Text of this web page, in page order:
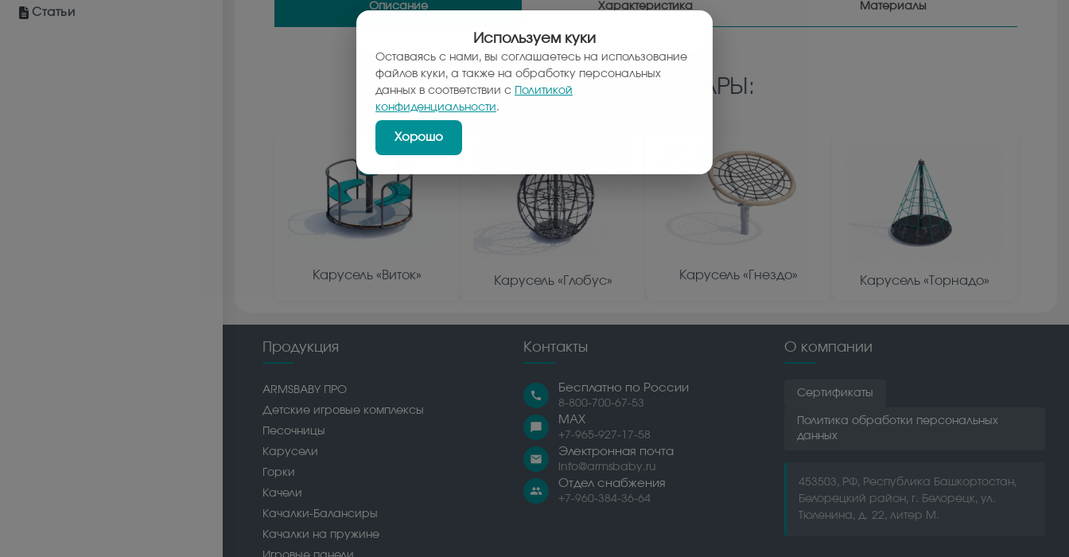
Статьи Описание Характеристика Материалы
ПОХОЖИЕ ТОВАРЫ:
Карусель «Виток» Карусель «Глобус» Карусель «Гнездо» Карусель «Торнадо»
Продукция
ARMSBABY ПРО
Детские игровые комплексы
Песочницы
Карусели
Горки
Качели
Качалки-Балансиры
Качалки на пружине
Контакты
call
Бесплатно по России
8-800-700-67-53
chat_bubble
MAX
+7-965-927-17-58
email
Электронная почта
info@armsbaby.ru
people
Отдел снабжения
+7-960-384-36-64
О компании
Сертификаты
Политика обработки персональных
данных
453503, РФ, Республика Башкортостан,
Белорецкий район, г. Белорецк, ул.
Тюленина, д. 22, литер М.
Используем куки
Оставаясь с нами, вы соглашаетесь на использование
файлов куки, а также на обработку персональных
данных в соответствии с Политикой
конфиденциальности.
Хорошо